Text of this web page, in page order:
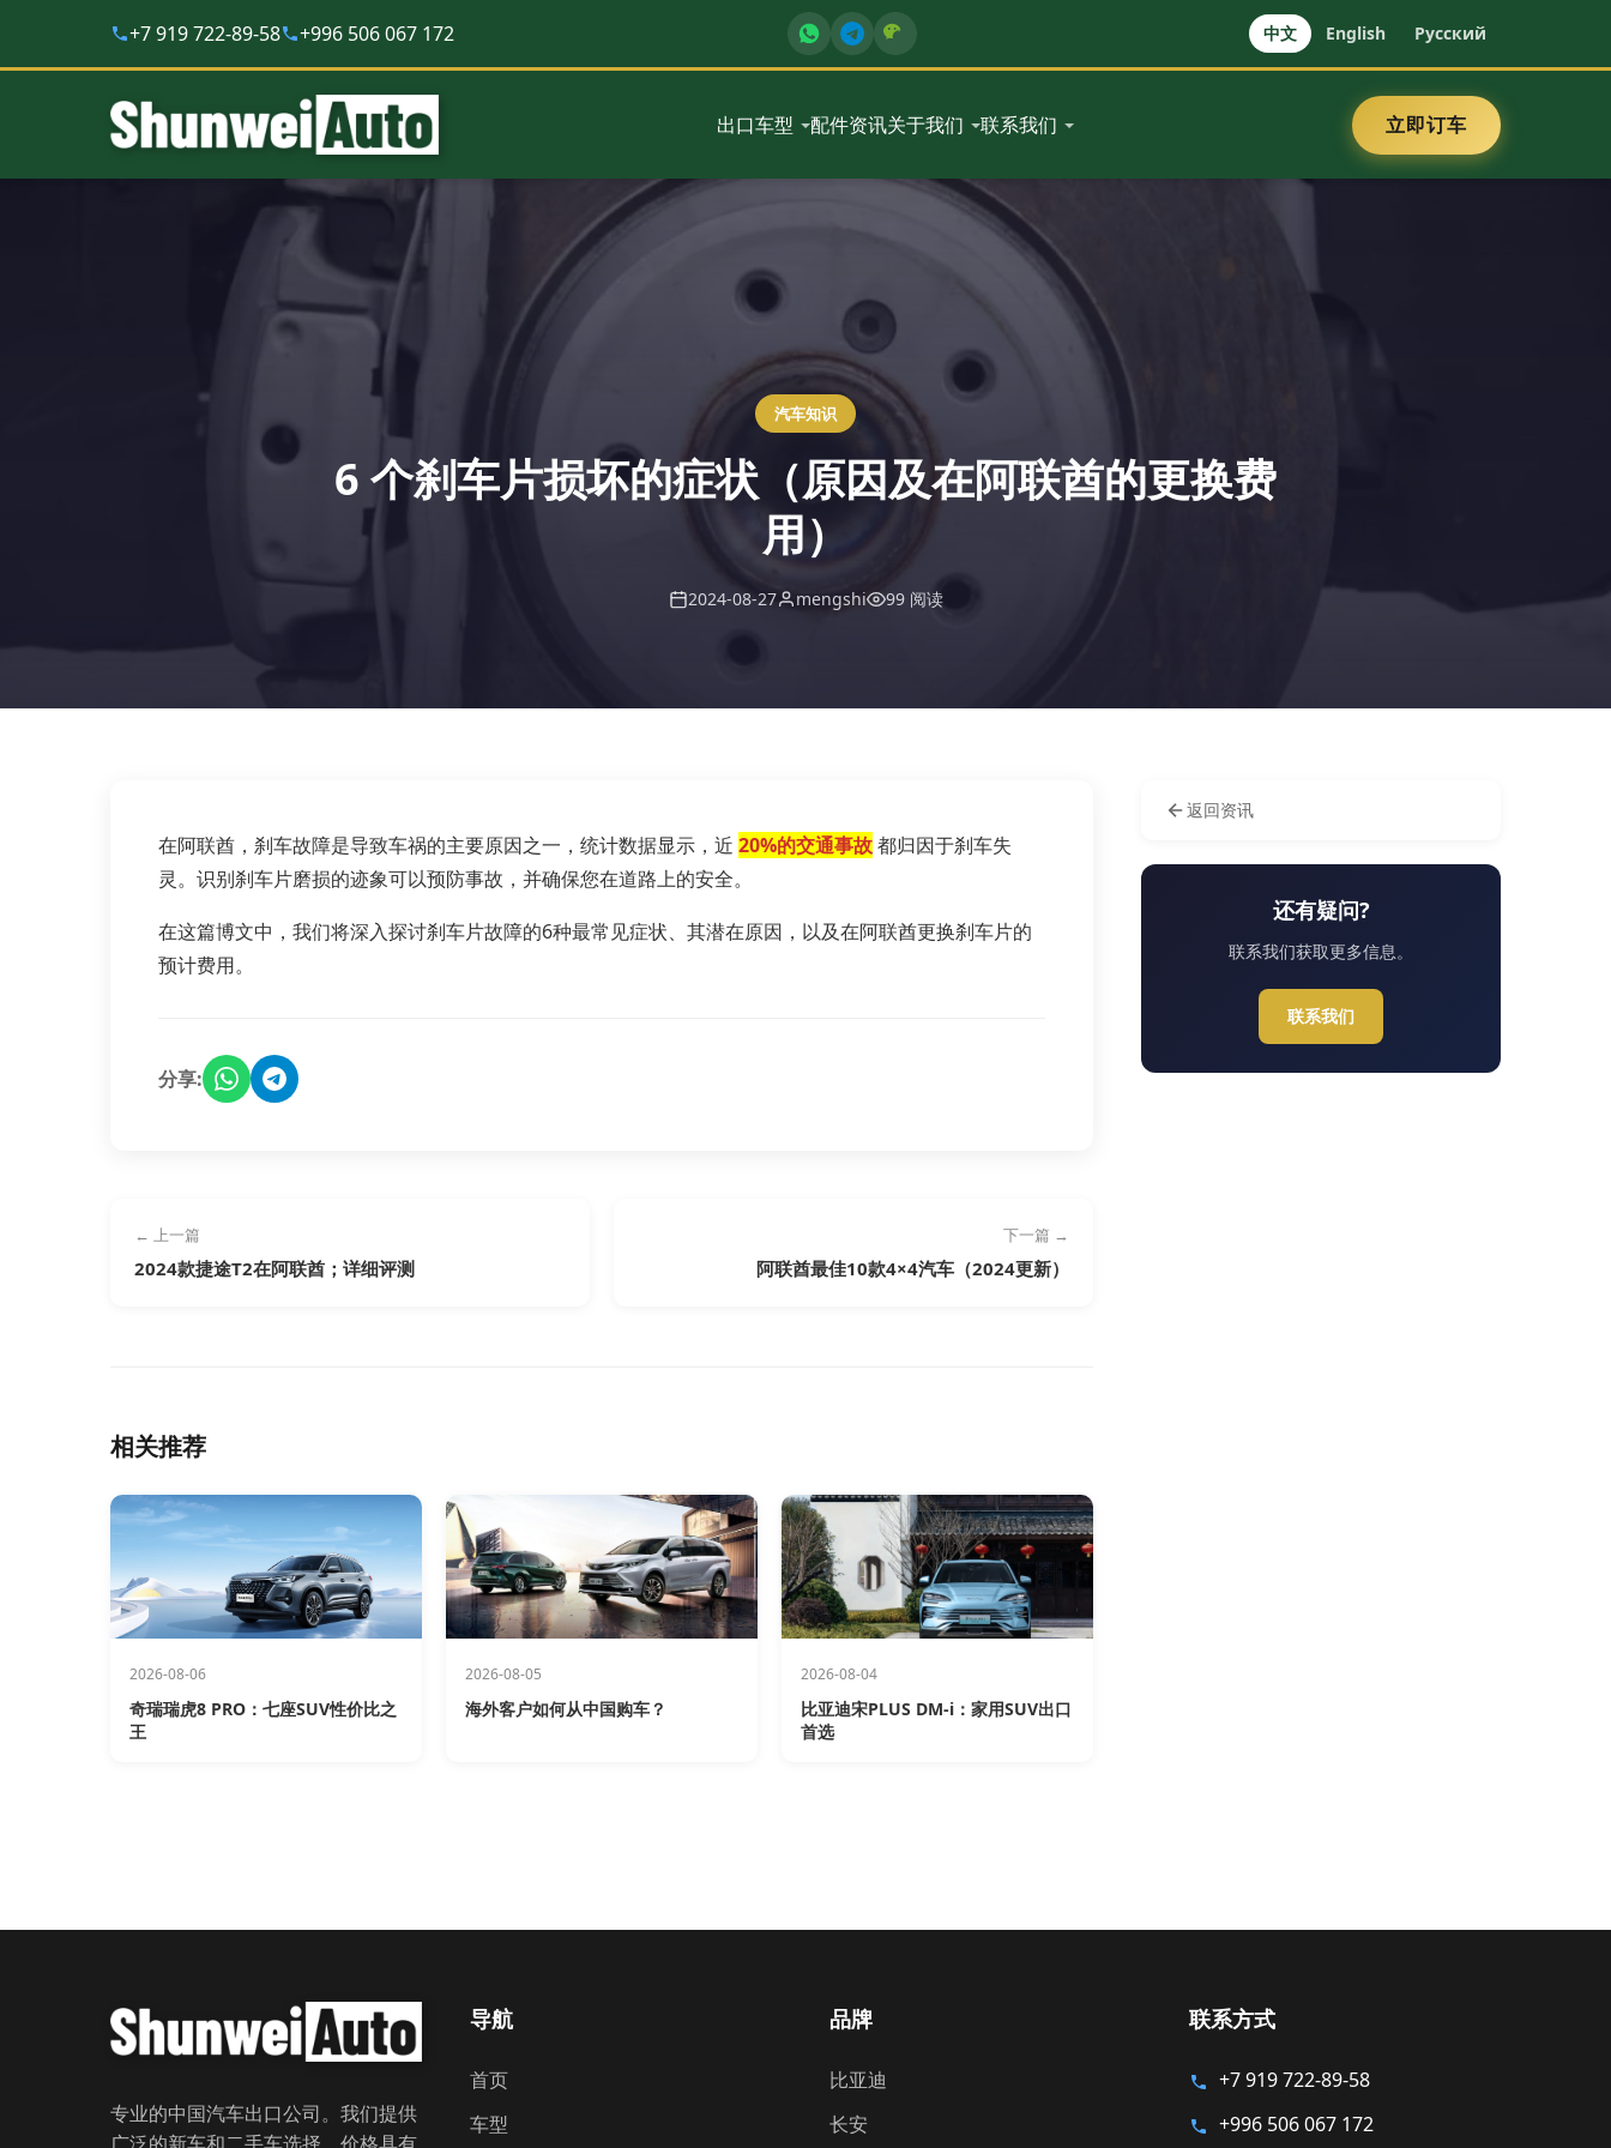
+7 919 722-89-58 +996 506 067 172 中文 English Русский
出口车型 配件资讯关于我们 联系我们 立即订车
汽车知识
6 个刹车片损坏的症状（原因及在阿联酋的更换费
用）
2024-08-27 mengshi 99 阅读
在阿联酋，刹车故障是导致车祸的主要原因之一，统计数据显示，近 20%的交通事故都归因于刹车失
灵。识别刹车片磨损的迹象可以预防事故，并确保您在道路上的安全。
在这篇博文中，我们将深入探讨刹车片故障的6种最常见症状、其潜在原因，以及在阿联酋更换刹车片的
预计费用。
分享:
← 上一篇
2024款捷途T2在阿联酋；详细评测
下一篇 →
阿联酋最佳10款4×4汽车（2024更新）
相关推荐
2026-08-06
奇瑞瑞虎8 PRO：七座SUV性价比之
王
2026-08-05
海外客户如何从中国购车？
2026-08-04
比亚迪宋PLUS DM-i：家用SUV出口
首选
返回资讯
还有疑问?
联系我们获取更多信息。
联系我们
专业的中国汽车出口公司。我们提供
导航
首页
车型
品牌
比亚迪
长安
联系方式
+7 919 722-89-58
+996 506 067 172